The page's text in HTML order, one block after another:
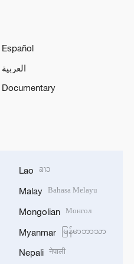
Español
العربية
Documentary
Lao ລາວ
Malay Bahasa Melayu
Mongolian Монгол
Myanmar မြန်မာဘာသာ
Nepali नेपाली